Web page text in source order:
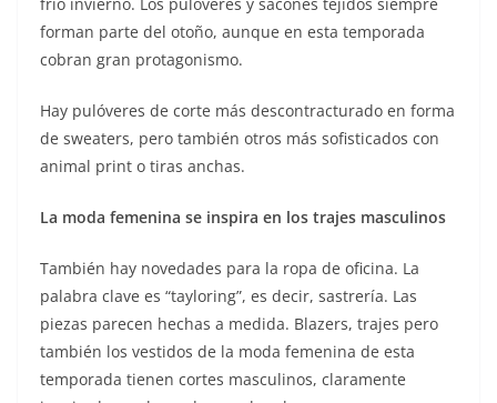
forman parte del otoño, aunque en esta temporada
cobran gran protagonismo.
Hay pulóveres de corte más descontracturado en forma
de sweaters, pero también otros más sofisticados con
animal print o tiras anchas.
La moda femenina se inspira en los trajes masculinos
También hay novedades para la ropa de oficina. La
palabra clave es “tayloring”, es decir, sastrería. Las
piezas parecen hechas a medida. Blazers, trajes pero
también los vestidos de la moda femenina de esta
temporada tienen cortes masculinos, claramente